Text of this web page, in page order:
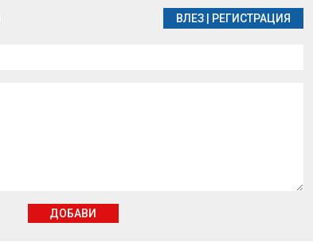
ВЛЕЗ РЕГИСТРАЦИЯ
ДОБАВИ